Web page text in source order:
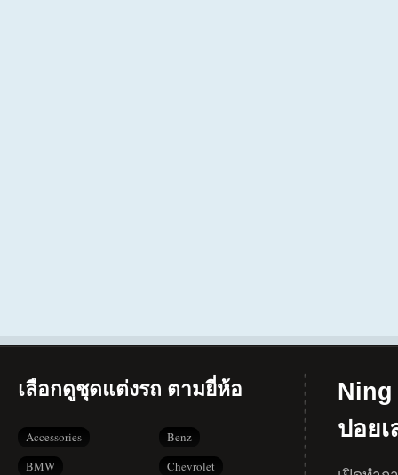
เลือกดูชุดแต่งรถ ตามยี่ห้อ
Accessories
Benz
BMW
Chevrolet
Ning
ปอย